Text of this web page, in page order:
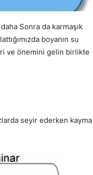
Sonra da karmaşık
boyanın su
ve önemini gelin birlikte
seyir ederken kayma